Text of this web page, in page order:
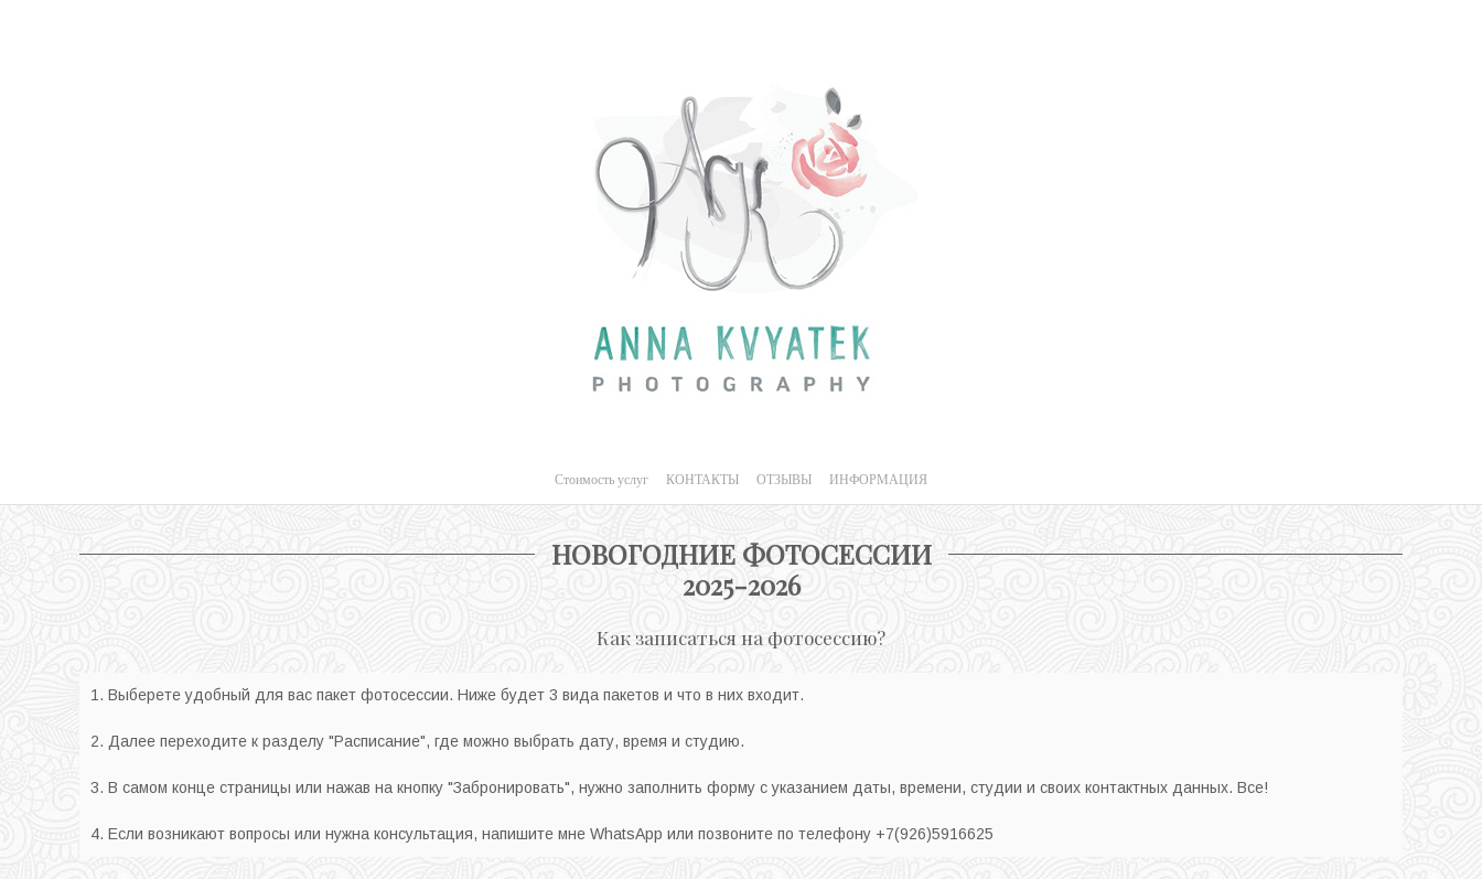
Стоимость услуг КОНТАКТЫ ОТЗЫВЫ ИНФОРМАЦИЯ
НОВОГОДНИЕ ФОТОСЕССИИ
2025-2026
Как записаться на фотосессию?
1. Выберете удобный для вас пакет фотосессии. Ниже будет 3 вида пакетов и что в них входит.
2. Далее переходите к разделу "Расписание", где можно выбрать дату, время и студию.
3. В самом конце страницы или нажав на кнопку "Забронировать", нужно заполнить форму с указанием даты, времени, студии и своих контактных данных. Все!
4. Если возникают вопросы или нужна консультация, напишите мне WhatsApp или позвоните по телефону +7(926)5916625